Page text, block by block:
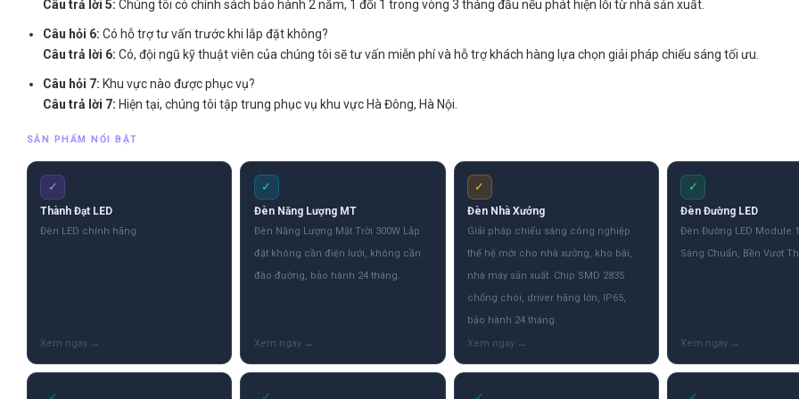
Câu trả lời 5: Chúng tôi có chính sách bảo hành 2 năm, 1 đổi 1 trong vòng 3 tháng đầu nếu phát hiện lỗi từ nhà sản xuất.
Câu hỏi 6: Có hỗ trợ tư vấn trước khi lắp đặt không?
Câu trả lời 6: Có, đội ngũ kỹ thuật viên của chúng tôi sẽ tư vấn miễn phí và hỗ trợ khách hàng lựa chọn giải pháp chiếu sáng tối ưu.
Câu hỏi 7: Khu vực nào được phục vụ?
Câu trả lời 7: Hiện tại, chúng tôi tập trung phục vụ khu vực Hà Đông, Hà Nội.
SẢN PHẨM NỔI BẬT
✓
Thành Đạt LED
Đèn LED chính hãng
✓
Đèn Năng Lượng MT
Đèn Năng Lượng Mặt Trời 300W Lắp
đặt không cần điện lưới, không cần
đào đường, bảo hành 24 tháng.
✓
Đèn Nhà Xưởng
Giải pháp chiếu sáng công nghiệp
thế hệ mới cho nhà xưởng, kho bãi,
nhà máy sản xuất. Chip SMD 2835
chống chói, driver hãng lớn, IP65,
bảo hành 24 tháng.
✓
Đèn Đường LED
Đèn Đường LED Module
Sáng Chuẩn, Bền Vượt